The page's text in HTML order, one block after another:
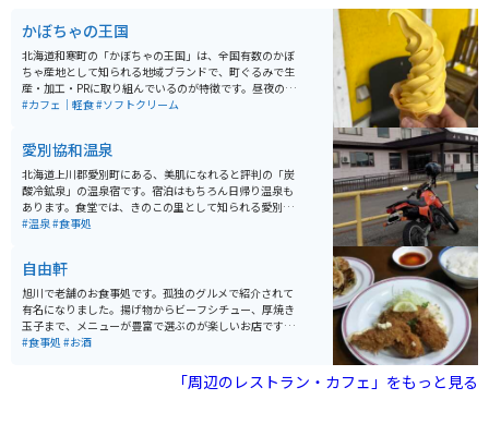
かぼちゃの王国
北海道和寒町の「かぼちゃの王国」は、全国有数のかぼ
ちゃ産地として知られる地域ブランドで、町ぐるみで生
産・加工・PRに取り組んでいるのが特徴です。昼夜の寒
暖差が大きい気候により、甘みが強く品質の高いかぼち
加工品も豊富で、食べ歩きやお土産選びも魅力のひとつ
です。のどかな田園風景が広がるエリアで、自然を感じ
ながらゆったり過ごせます。バイクで訪れる場合は、北
海道らしい開放的な直線道路や景色を楽しめるルートが
多く、ツーリングの立ち寄り先としてもおすすめのスポ
#カフェ｜軽食#ソフトクリーム
愛別協和温泉
北海道上川郡愛別町にある、美肌になれると評判の「炭
酸冷鉱泉」の温泉宿です。宿泊はもちろん日帰り温泉も
あります。食堂では、きのこの里として知られる愛別町
のきのこをふんだんに使ったメニューを提供してくれま
#温泉#食事処
自由軒
旭川で老舗のお食事処です。孤独のグルメで紹介されて
有名になりました。揚げ物からビーフシチュー、厚焼き
玉子まで、メニューが豊富で選ぶのが楽しいお店です。
店内は広くなく、人気店なので開店時を狙うことをオス
#食事処 #お酒
「周辺のレストラン・カフェ」をもっと見る